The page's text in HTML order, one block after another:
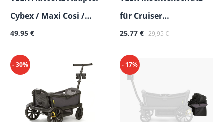
Cybex / Maxi Cosi /
Nuna für Cruiser
Regulärer Preis:
49,95 €
für Cruiser
Bollerwagen
Verkaufspreis:
25,77 € Regulärer Preis:
29,95 €
- 30% - 17%